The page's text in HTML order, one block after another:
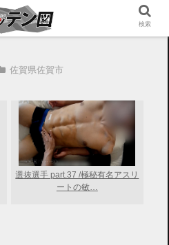
に待ち合わせに
佐賀県佐賀市
選抜選手 part.37 /極秘有名アスリ
ートの敏…
検索